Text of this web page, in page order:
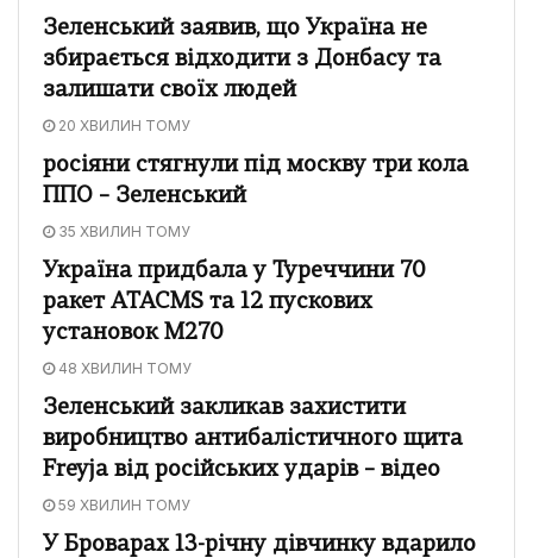
Зеленський заявив, що Україна не
збирається відходити з Донбасу та
залишати своїх людей
20 ХВИЛИН ТОМУ
росіяни стягнули під москву три кола
ППО – Зеленський
35 ХВИЛИН ТОМУ
Україна придбала у Туреччини 70
ракет ATACMS та 12 пускових
установок M270
48 ХВИЛИН ТОМУ
Зеленський закликав захистити
виробництво антибалістичного щита
Freyja від російських ударів – відео
59 ХВИЛИН ТОМУ
У Броварах 13-річну дівчинку вдарило